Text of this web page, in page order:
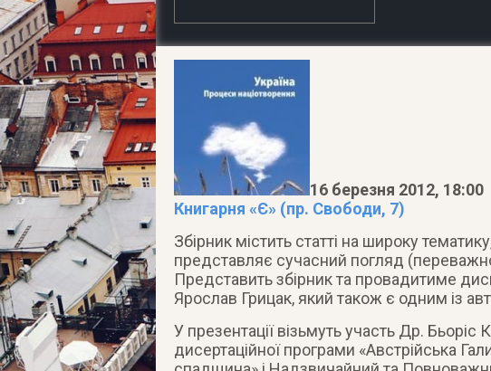
16 березня 2012, 18:00
Книгарня «Є» (пр. Свободи, 7)
Збірник містить статті на широку
представляє сучасний погляд
Представить збірник та провадитиме
Ярослав Грицак, який також є одним із
У презентації візьмуть участь Др. Бьоріс
дисертаційної програми «Австрійська